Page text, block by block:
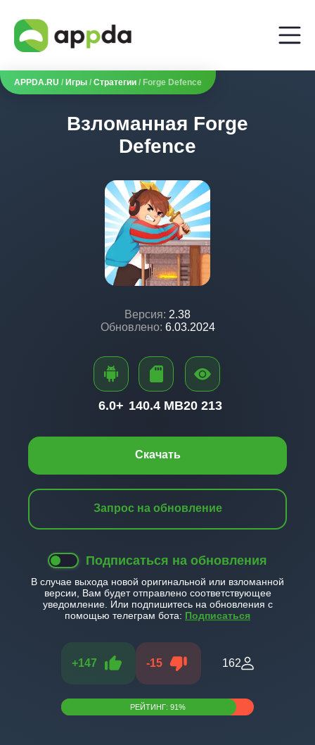
APPDA.RU / Игры / Стратегии / Forge Defence
Взломанная Forge
Defence
Версия: 2.38
Обновлено: 6.03.2024
Скачать
Запрос на обновление
Подписаться на обновления
В случае выхода новой оригинальной или взломанной
версии, Вам будет отправлено соответствующее
уведомление. Или подпишитесь на обновления с
помощью телеграм бота: Подписаться
+147 -15 162
РЕЙТИНГ: 91%
6.0+ 140.4 MB20 213